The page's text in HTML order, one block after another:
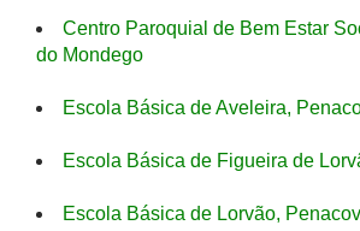
Centro Paroquial de Bem Estar
do Mondego
Escola Básica de Aveleira,
Escola Básica de Figueira de
Escola Básica de Lorvão,